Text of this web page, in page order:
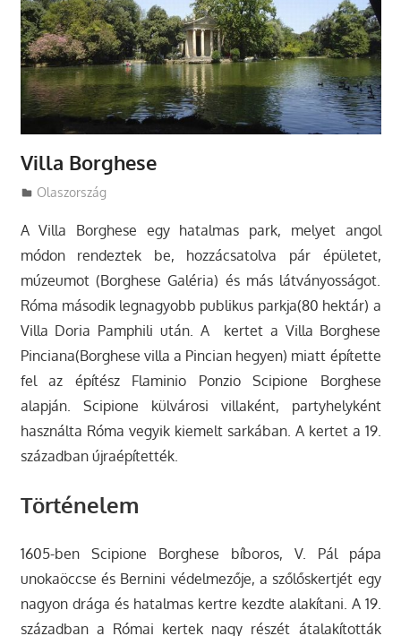
Villa Borghese
Utazasok.org
Olaszország
A Villa Borghese egy hatalmas park, melyet angol
módon rendeztek be, hozzácsatolva pár épületet,
múzeumot (Borghese Galéria) és más látványosságot.
Róma második legnagyobb publikus parkja(80 hektár) a
Villa Doria Pamphili után. A kertet a Villa Borghese
Pinciana(Borghese villa a Pincian hegyen) miatt építette
fel az építész Flaminio Ponzio Scipione Borghese
alapján. Scipione külvárosi villaként, partyhelyként
használta Róma vegyik kiemelt sarkában. A kertet a 19.
században újraépítették.
Történelem
1605-ben Scipione Borghese bíboros, V. Pál pápa
unokaöccse és Bernini védelmezője, a szőlőskertjét egy
nagyon drága és hatalmas kertre kezdte alakítani. A 19.
században a Római kertek nagy részét átalakították